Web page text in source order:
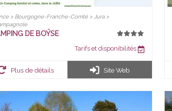
> Bourgogne-Franche-Comté > Jura >
DE BOŸSE
Tarifs et disponibilités
Plus de détails Site Web